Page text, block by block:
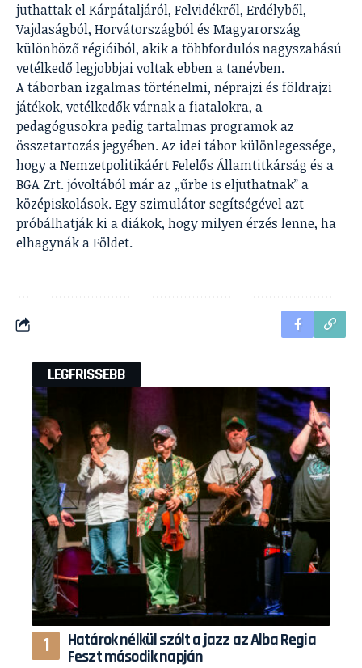
juthattak el Kárpátaljáról, Felvidékről, Erdélyből,
Vajdaságból, Horvátországból és Magyarország
különböző régióiból, akik a többfordulós nagyszabású
vetélkedő legjobbjai voltak ebben a tanévben.
A táborban izgalmas történelmi, néprajzi és földrajzi
játékok, vetélkedők várnak a fiatalokra, a
pedagógusokra pedig tartalmas programok az
összetartozás jegyében. Az idei tábor különlegessége,
hogy a Nemzetpolitikáért Felelős Államtitkárság és a
BGA Zrt. jóvoltából már az „űrbe is eljuthatnak” a
középiskolások. Egy szimulátor segítségével azt
próbálhatják ki a diákok, hogy milyen érzés lenne, ha
elhagynák a Földet.
LEGFRISSEBB
Határok nélkül szólt a jazz az Alba Regia
Feszt második napján